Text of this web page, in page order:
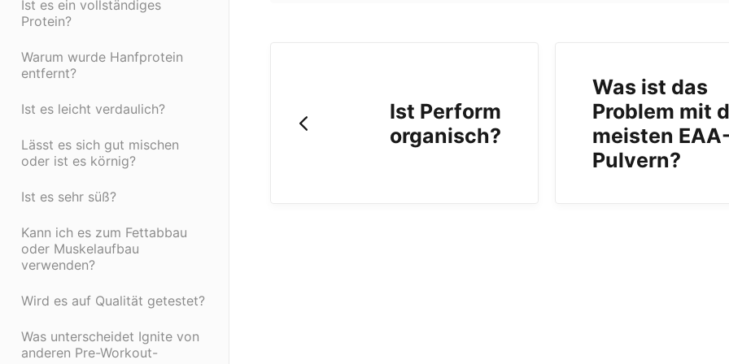
Ist es ein vollständiges
Protein?
Warum wurde Hanfprotein
entfernt?
Ist es leicht verdaulich?
Lässt es sich gut mischen
oder ist es körnig?
Ist es sehr süß?
Kann ich es zum Fettabbau
oder Muskelaufbau
verwenden?
Wird es auf Qualität getestet?
Was unterscheidet Ignite von
anderen Pre-Workout-
Ist Perform
organisch?
Was ist das
Problem mit
meisten EAA-
Pulvern?